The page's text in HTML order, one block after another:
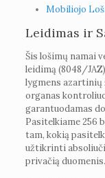
Mobiliojo
Leidimas ir
Šis lošimų namai
leidimą (8048/
lygmens azartinių
organas
garantuodamas
Pasitelkiame 256
tam, kokią
užtikrinti
privačią duomenis.